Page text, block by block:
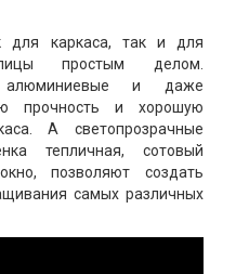
для каркаса, так и для
простым делом.
алюминиевые и даже
прочность и хорошую
А светопрозрачные
тепличная, сотовый
позволяют создать
самых различных